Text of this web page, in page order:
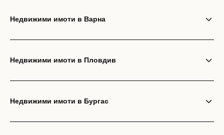
Недвижими имоти в Варна
Недвижими имоти в Пловдив
Недвижими имоти в Бургас